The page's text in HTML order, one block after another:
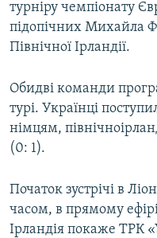
Усі сайти RFE/RL
турніру чемпіонату
підопічних Михайла
Північної Ірландії.
Обидві команди
турі. Українці
німцям,
(0: 1).
Початок зустрічі в
часом, в прямому
Ірландія покаже ТРК